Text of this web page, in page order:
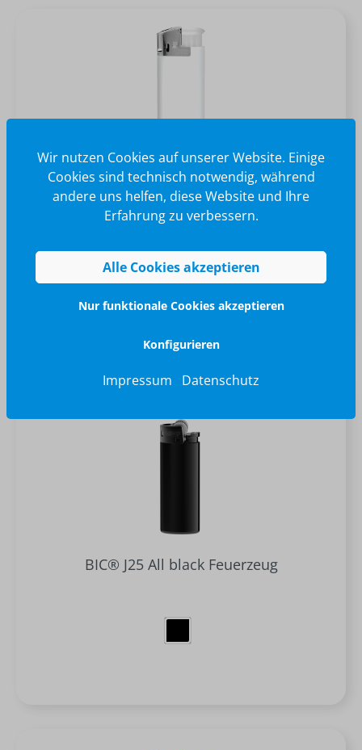
BIC® J38 Chrome Hood Feuerzeug
+1
BIC® J25 All black Feuerzeug
Wir nutzen Cookies auf unserer Website. Einige
Cookies sind technisch notwendig, während
andere uns helfen, diese Website und Ihre
Erfahrung zu verbessern.
Alle Cookies akzeptieren
Nur funktionale Cookies akzeptieren
Konfigurieren
Impressum Datenschutz